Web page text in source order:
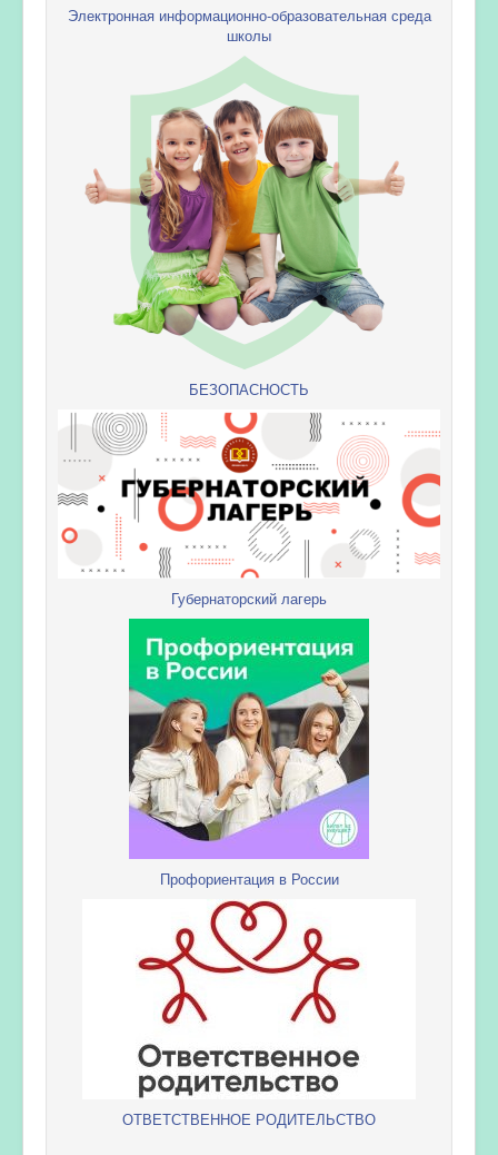
Электронная информационно-образовательная среда
школы
БЕЗОПАСНОСТЬ
Губернаторский лагерь
Профориентация в России
ОТВЕТСТВЕННОЕ РОДИТЕЛЬСТВО